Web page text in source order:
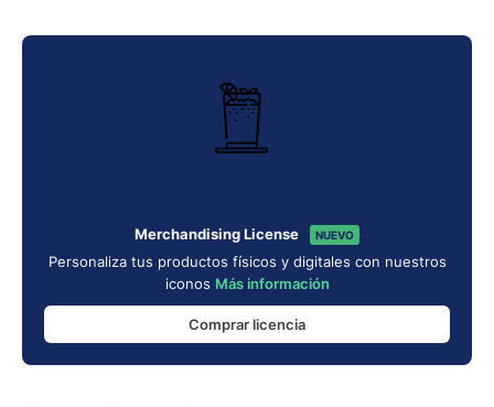
Merchandising License NUEVO
Personaliza tus productos físicos y digitales con nuestros
iconos Más información
Comprar licencia